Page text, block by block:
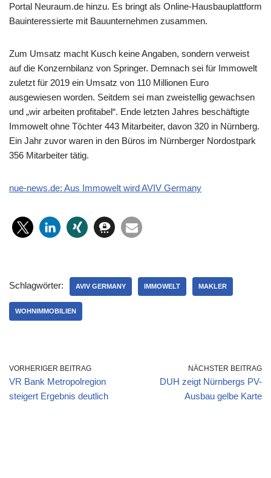
Portal Neuraum.de hinzu. Es bringt als Online-Hausbauplattform
Bauinteressierte mit Bauunternehmen zusammen.
Zum Umsatz macht Kusch keine Angaben, sondern verweist
auf die Konzernbilanz von Springer. Demnach sei für Immowelt
zuletzt für 2019 ein Umsatz von 110 Millionen Euro
ausgewiesen worden. Seitdem sei man zweistellig gewachsen
und „wir arbeiten profitabel“. Ende letzten Jahres beschäftigte
Immowelt ohne Töchter 443 Mitarbeiter, davon 320 in Nürnberg.
Ein Jahr zuvor waren in den Büros im Nürnberger Nordostpark
356 Mitarbeiter tätig.
nue-news.de: Aus Immowelt wird AVIV Germany
Schlagwörter: AVIV GERMANY IMMOWELT MAKLER
WOHNIMMOBILIEN
VORHERIGER BEITRAG
VR Bank Metropolregion
steigert Ergebnis deutlich
NÄCHSTER BEITRAG
DUH zeigt Nürnbergs PV-
Ausbau gelbe Karte